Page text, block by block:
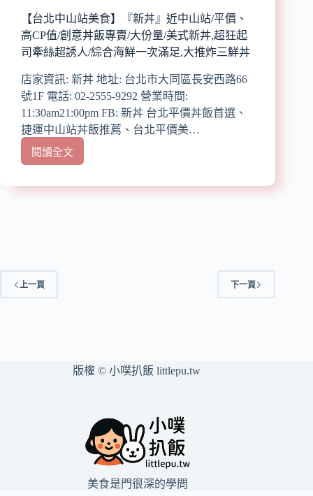
有
甜
又
有
鹹/
塔
蛋
蔥
抓
餅,
酥
好
【台北中山站美食】『新丼』近中山站/平價、
高CP值/創意丼飯專賣/大份量/美式新丼,超狂起
司牽絲超誘人/綜合海鮮一次滿足,大推炸三鮮丼
店家資訊: 新丼 地址: 台北市大同區長安西路66
號1F 電話: 02-2555-9292 營業時間:
11:30am21:00pm FB: 新丼 台北平價丼飯首選、
捷運中山站丼飯推薦、台北平價美…
閱讀全文
【台
中
丼』
上一頁 下一頁
版權 © 小噗扒飯 littlepu.tw
美食是門很深的學問